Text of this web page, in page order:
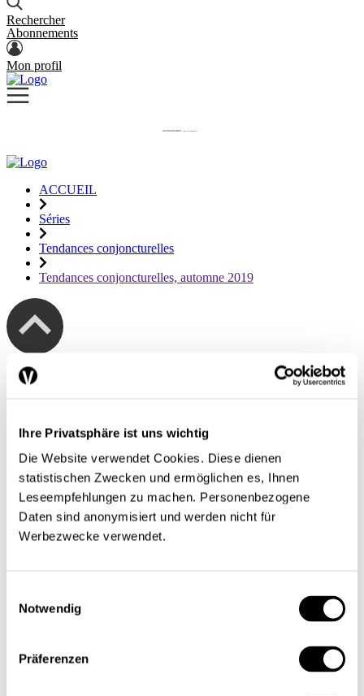
Ihre Privatsphäre ist uns wichtig
Die Website verwendet Cookies. Diese dienen
statistischen Zwecken und ermöglichen es, Ihnen
Leseempfehlungen zu machen. Personenbezogene
Daten sind anonymisiert und werden nicht für
Werbezwecke verwendet.
Notwendig
Präferenzen
Rechercher
Abonnements
Mon profil
ACCUEIL
Séries
Tendances conjoncturelles
Tendances conjoncturelles, automne 2019
Tendances conjoncturelles, automne 2019
La croissance économique mondiale a faibli au 2
trimestre 2019. La
L’économie suisse a également perdu de son dynamisme.
Seco
17.09.2019
1 minute